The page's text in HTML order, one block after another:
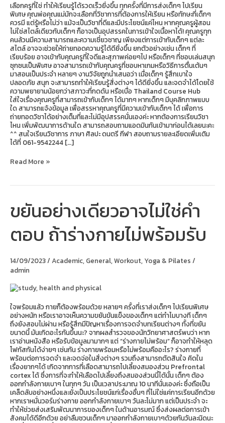
เลือกครูที่ใช่ ทำให้เรียนรู้ได้รวดเร็วยิ่งขึ้น ทุกครั้งที่มีการส่งเด็กๆ ไปเรียน
พิเศษ คุณพ่อคุณแม่มักจะเลือกที่วิชาการที่ต้องการให้เรียน หรือทักษะที่เด็กๆ
ควรมี แต่รู้หรือไม่ว่า แม้จะเป็นวิชาที่ดีและมีประโยชน์แค่ไหน หากคุณครูผู้สอน
ไม่ใช่สไตล์เดียวกับเด็กๆ ก็อาจเป็นอุปสรรคในการเข้าใจเนื้อหาได้! คุณครูทุก
คนล้วนมีความสามารถและความเชี่ยวชาญ เพียงแต่การเข้ากับเด็กๆ แต่ละ
สไตล์ อาจจะช่วยให้ถ่ายทอดความรู้ได้ดียิ่งขึ้น ยกตัวอย่างเช่น เด็กๆ ที่
เรียบร้อย อาจเข้ากับคุณครูที่ใจดีและสุภาพค่อยๆไป หรือเด็กๆ ที่ชอบเล่นสนุก
ซุกซนเป็นพิเศษ อาจสามารถเข้ากับคุณครูที่ชอบหาเกมหรือวิธีการตื่นเต้นๆ
มาสอนเป็นประจำ หลายๆ งานวิจัยถูกนำเสนอว่า เมื่อเด็กๆ รู้สึกเบาใจ
ปลอดภัย สนุก จะสามารถทำให้เรียนรู้สิ่งต่างๆ ได้ดียิ่งขึ้น และจดจำได้โดยใช้
ความพยายามน้อยกว่าสภาวะที่กดดัน หรือเบื่อ Thailand Course Hub
ใส่ใจเรื่องคุณครูที่สามารถเข้ากับเด็กๆ ได้มากๆ หากเด็กๆ มีบุคลิกภาพแบบ
ใด สามารถแจ้งข้อมูล เพื่อสรรหาคุณครูที่มีความเข้ากับเด็กๆ ได้ เพื่อการ
ถ่ายทอดวิชาได้อย่างเต็มที่และไม่มีอุปสรรคนั่นเองค่ะ หากต้องการเรียนวิชา
ไหน เพิ่มพัฒนาการด้านใด สามารถสอบถามแอดมินกันเข้ามาก่อนได้เลยนะคะ
^^ สนใจเรียนวิชาการ ภาษา ศิลปะ ดนตรี กีฬา สอบถามรายละเอียดเพิ่มเติม
ได้ที่ 061-9542244 […]
คิด?
Read More »
ขยันอย่างเดียวอาจไม่ใช่คำ
ตอบ ถ้าร่างกายไม่พร้อมรับ
14/09/2023/Academic, General,Workout, Yoga & Pilates /
admin
ใจพร้อมแล้ว กายก็ต้องพร้อมด้วย หลายๆ ครั้งที่เราส่งเด็กๆ ไปเรียนพิเศษ
อย่างหนัก หรือเราอาจเห็นความขยันขันแข็งของเด็กๆ แต่ทำไมบางที เด็กๆ
ถึงยังสอบไม่ผ่าน หรือรู้สึกมีปัญหาเรื่องการจดจำบทเรียนต่างๆ ทั้งที่ขยัน
ขนาดนี้ มันเกิดอะไรกันขึ้นนะ? จากผลสำรวจของนักวิทยาศาสตร์พบว่า หาก
เราอ่านหนังสือ หรือรับข้อมูลมามากๆ แต่ “ร่างกายไม่พร้อม” ก็อาจทำให้หลุด
โฟกัสกันได้ง่ายๆ เช่นกัน ร่างกายพร้อมหรือไม่พร้อมคืออะไร? ร่างกายที่
พร้อมต่อการจดจำ และจดจ่อในสิ่งต่างๆ รวมถึงสามารถตัดสินใจ คิดใน
เรื่องยากๆได้ เกิดจากการที่เลือดสามารถไปเลี้ยงสมองส่วน Prefrontal
cortex ได้ ซึ่งการที่จะทำให้เลือดไปเลี้ยงถึงสมองส่วนนี้ได้นั้น เด็กๆ ต้อง
ออกกำลังกายเบาๆ ในทุกๆ วัน เป็นเวลาประมาณ 10 นาทีนั่นเองค่ะ ซึ่งถือเป็น
เคล็ดลับอย่างหนึ่งและยังเป็นประโยชน์แก่เรื่องอื่นๆ ที่ไม่ใช่แค่การเรียนอีกด้วย
หากเราหมั่นวอร์มร่างกาย ออกกำลังกายเบาๆ วันละไม่มาก แต่เป็นประจำ จะ
ทำให้ช่วยส่งเสริมพัฒนาการของเด็กๆ ในด้านอารมณ์ ซึ่งส่งผลต่อการเข้า
สังคมได้ดีอีกด้วย อย่าลืมชวนเด็กๆ มาออกกำลังกายเบาๆด้วยกันวันละนิดนะ
อย่าง
เดียว
อาจ
ไม่ใช่
ถ้า
ร่างกาย
พร้อม